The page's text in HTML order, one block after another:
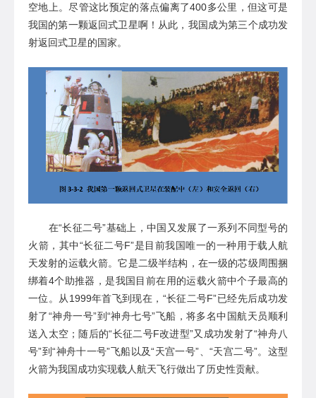
空地上。尽管这比预定的落点偏离了400多公里 ，但这可是
我国的第一颗返回式卫星啊！从此，我国成为第三个成功发
射返回式卫星的国家。
在“长征二号”基础上，中国又发展了一系列不同型号的
火箭， 其中“长征二号F”是目前我国唯一的一种用于载人航
天发射的运载火箭。它是二级半结构，在一级的芯级周围捆
绑着4个助推器，是我国目前在用的运载火箭中个子最高的
一位。
从 1999年首飞到现在 ， “长征二号F”已经先后成功发
射了“神舟一号”到“神舟七号”飞船，将多名中国航天员顺利
送入太空 ；随后的“长征二号F改进型”又 成功发射了“神舟八
号”到“神舟十一号”飞船以及“天宫一号” 、“天宫二号”。 这型
火箭为我国成功实现载人航天飞行做出了历史性贡献。